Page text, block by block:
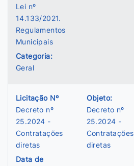
Lei nº
14.133/2021.
Regulamentos
Municipais
Categoria:
Geral
Licitação Nº
Decreto nº
25.2024 -
Contratações
diretas
Data de
Objeto:
Decreto nº
25.2024 -
Contratações
diretas